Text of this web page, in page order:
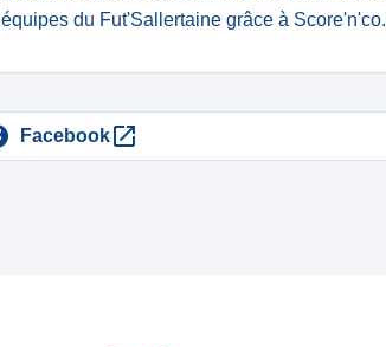
équipes du Fut'Sallertaine grâce à Score'n'co.
Facebook